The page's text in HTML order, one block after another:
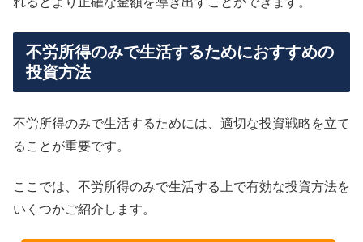
不労所得のみで生活するためにおすすめの
投資方法
不労所得のみで生活するためには、適切な投資戦略を立て
ることが重要です。
ここでは、不労所得のみで生活する上で有効な投資方法を
いくつかご紹介します。